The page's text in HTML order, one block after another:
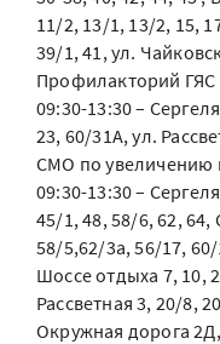
11/2, 13/1, 13/2, 15,
39/1, 41, ул.
Профилакторий
09:30-13:30 –
23, 60/31А, ул.
СМО по увеличению
09:30-13:30 –
45/1, 48, 58/6, 62, 64,
58/5,62/3а, 56/17,
Шоссе отдыха 7, 10,
Рассветная 3, 20/8,
Окружная дорога